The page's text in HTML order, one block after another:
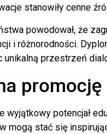
stanowiły cenne
powodował, że
i różnorodności.
unikalną przestrzeń
potencjał
mogą stać się